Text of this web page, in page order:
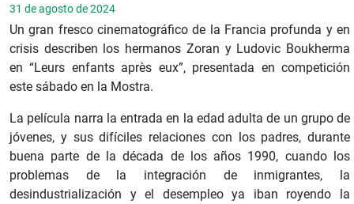
31 de agosto de 2024
Un gran fresco cinematográfico de la Francia profunda y en
crisis describen los hermanos Zoran y Ludovic Boukherma
en “Leurs enfants après eux”, presentada en competición
este sábado en la Mostra.
La película narra la entrada en la edad adulta de un grupo de
jóvenes, y sus difíciles relaciones con los padres, durante
buena parte de la década de los años 1990, cuando los
problemas de la integración de inmigrantes, la
desindustrialización y el desempleo ya iban royendo la